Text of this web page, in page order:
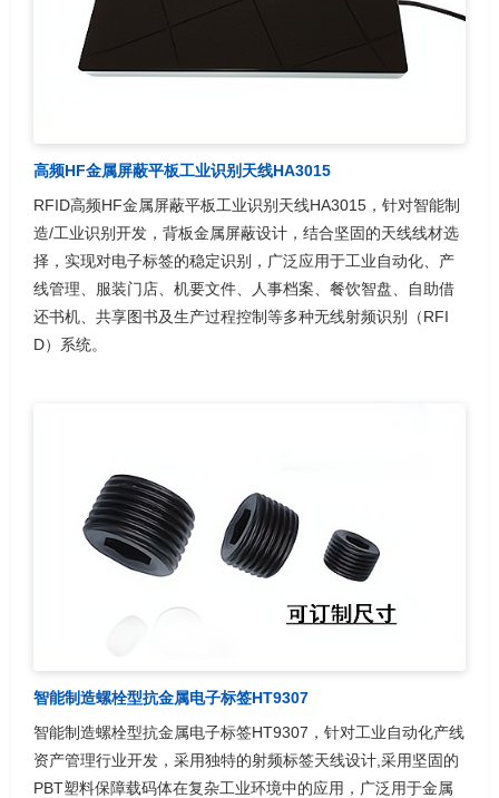
高频HF金属屏蔽平板工业识别天线HA3015
RFID高频HF金属屏蔽平板工业识别天线HA3015，针对智能制
造/工业识别开发，背板金属屏蔽设计，结合坚固的天线线材选
择，实现对电子标签的稳定识别，广泛应用于工业自动化、产
线管理、服装门店、机要文件、人事档案、餐饮智盘、自助借
还书机、共享图书及生产过程控制等多种无线射频识别（RFI
D）系统。
智能制造螺栓型抗金属电子标签HT9307
智能制造螺栓型抗金属电子标签HT9307，针对工业自动化产线
资产管理行业开发，采用独特的射频标签天线设计,采用坚固的
PBT塑料保障载码体在复杂工业环境中的应用，广泛用于金属